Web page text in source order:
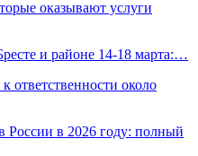
оказывают услуги
и районе 14-18 марта:…
ответственности около
России в 2026 году: полный